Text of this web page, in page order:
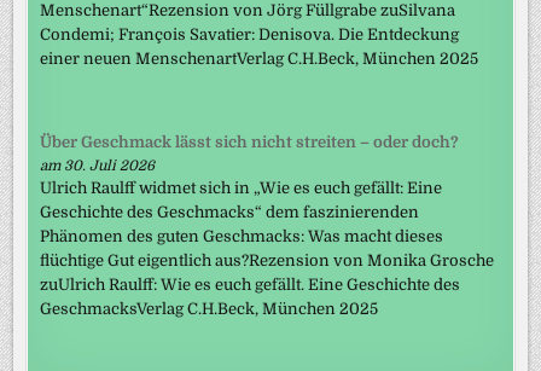
Menschenart“Rezension von Jörg Füllgrabe zuSilvana
Condemi; François Savatier: Denisova. Die Entdeckung
einer neuen MenschenartVerlag C.H.Beck, München 2025
Über Geschmack lässt sich nicht streiten – oder doch?
am 30. Juli 2026
Ulrich Raulff widmet sich in „Wie es euch gefällt: Eine
Geschichte des Geschmacks“ dem faszinierenden
Phänomen des guten Geschmacks: Was macht dieses
flüchtige Gut eigentlich aus?Rezension von Monika Grosche
zuUlrich Raulff: Wie es euch gefällt. Eine Geschichte des
GeschmacksVerlag C.H.Beck, München 2025